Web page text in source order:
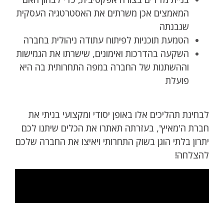
המאמצים אכן משרתים את האסטרטגיה העסקית
שנבנתה
הטמעת תוכניות לפיתוח עתודה ניהולית בחברה
השקעה בהדרכות ואימונים, שישרתו את הגמישות
וההשתנות של החברה במפה התחרותית בה היא
פועלת
לבחינת תהליכים אלו באופן יסודי ומקצועי בניתי את
חברת ה'מאיץ', בעזרתה תאתרו את הכלים שיתנו לכם
יתרון בלתי הוגן בשוק התחרותי ויאיצו את החברה שלכם
להצלחה!